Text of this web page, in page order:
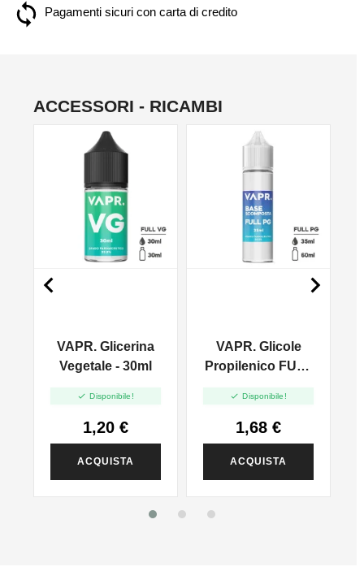
Pagamenti sicuri con carta di credito
ACCESSORI - RICAMBI
VAPR. Glicerina
Vegetale - 30ml
 Disponibile!
1,20 €
ACQUISTA
VAPR. Glicole
Propilenico FULL
 Disponibile!
1,68 €
ACQUISTA
 